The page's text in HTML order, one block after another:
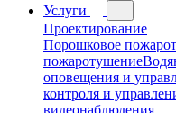
Услуги
Проектирование
Порошковое
пожаротушение
оповещения и
контроля и
видеонаблюдения